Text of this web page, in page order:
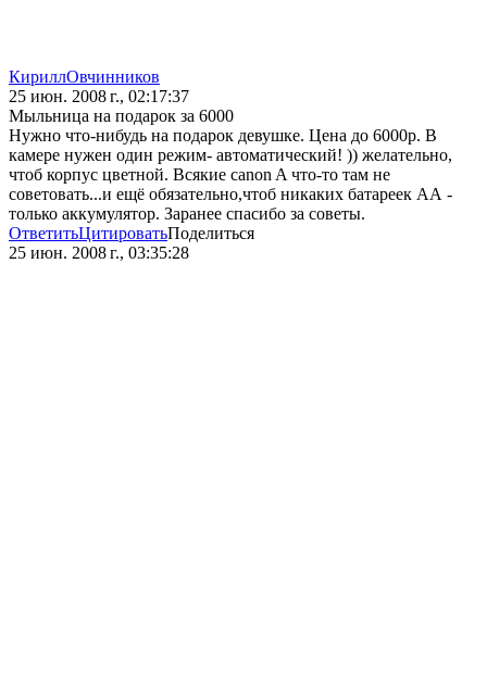
КириллОвчинников
25 июн. 2008 г., 02:17:37
Мыльница на подарок за 6000
Нужно что-нибудь на подарок девушке. Цена до 6000р. В
камере нужен один режим- автоматический! )) желательно,
чтоб корпус цветной. Всякие canon A что-то там не
советовать...и ещё обязательно,чтоб никаких батареек АА -
только аккумулятор. Заранее спасибо за советы.
ОтветитьЦитироватьПоделиться
25 июн. 2008 г., 03:35:28